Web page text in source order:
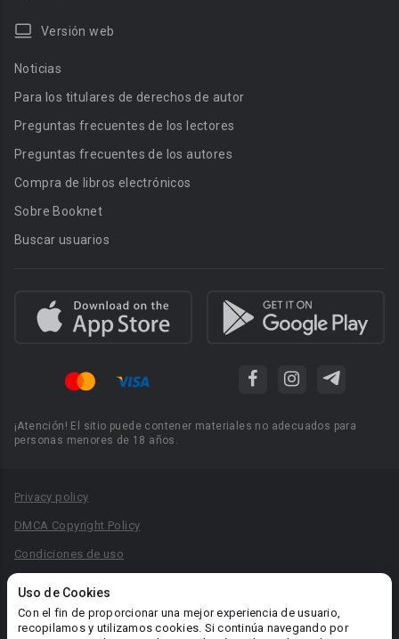
Uso de Cookies
Con el fin de proporcionar una mejor experiencia de usuario,
recopilamos y utilizamos cookies. Si continúa navegando por
Versión web
Noticias
Para los titulares de derechos de autor
Preguntas frecuentes de los lectores
Preguntas frecuentes de los autores
Compra de libros electrónicos
Sobre Booknet
Buscar usuarios
¡Atención! El sitio puede contener materiales no adecuados para
personas menores de 18 años.
Privacy policy
DMCA Copyright Policy
Condiciones de uso
Reglas para la publicación de libros